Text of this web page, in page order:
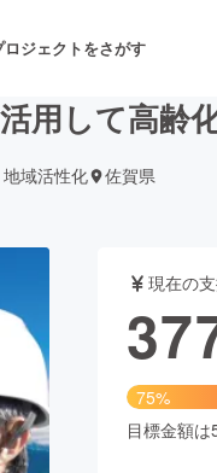
ロジェクトをさがす
舞台・パフォーマンス
フード・飲食店
アニメ・漫画
用して高齢
域活性化 佐賀県
現在の
75%
目標金額